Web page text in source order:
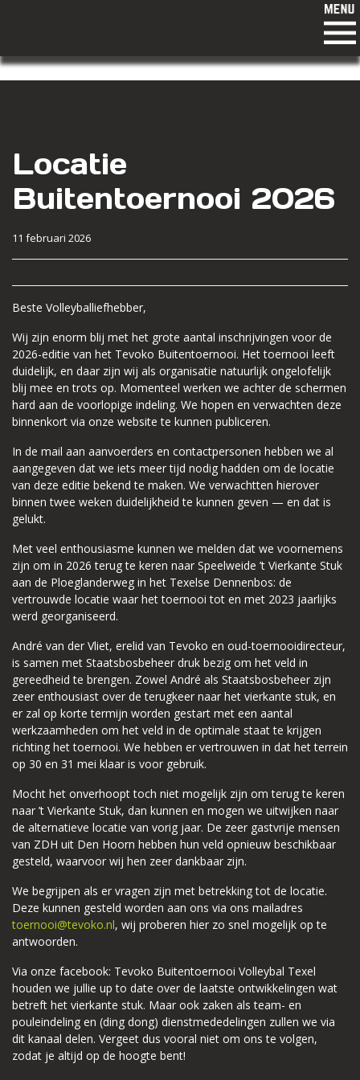
Locatie
Buitentoernooi 2026
11 februari 2026
Beste Volleyballiefhebber,
Wij zijn enorm blij met het grote aantal inschrijvingen voor de
2026-editie van het Tevoko Buitentoernooi. Het toernooi leeft
duidelijk, en daar zijn wij als organisatie natuurlijk ongelofelijk
blij mee en trots op. Momenteel werken we achter de schermen
hard aan de voorlopige indeling. We hopen en verwachten deze
binnenkort via onze website te kunnen publiceren.
In de mail aan aanvoerders en contactpersonen hebben we al
aangegeven dat we iets meer tijd nodig hadden om de locatie
van deze editie bekend te maken. We verwachtten hierover
binnen twee weken duidelijkheid te kunnen geven — en dat is
gelukt.
Met veel enthousiasme kunnen we melden dat we voornemens
zijn om in 2026 terug te keren naar Speelweide ’t Vierkante Stuk
aan de Ploeglanderweg in het Texelse Dennenbos: de
vertrouwde locatie waar het toernooi tot en met 2023 jaarlijks
werd georganiseerd.
André van der Vliet, erelid van Tevoko en oud-toernooidirecteur,
is samen met Staatsbosbeheer druk bezig om het veld in
gereedheid te brengen. Zowel André als Staatsbosbeheer zijn
zeer enthousiast over de terugkeer naar het vierkante stuk, en
er zal op korte termijn worden gestart met een aantal
werkzaamheden om het veld in de optimale staat te krijgen
richting het toernooi. We hebben er vertrouwen in dat het terrein
op 30 en 31 mei klaar is voor gebruik.
Mocht het onverhoopt toch niet mogelijk zijn om terug te keren
naar ’t Vierkante Stuk, dan kunnen en mogen we uitwijken naar
de alternatieve locatie van vorig jaar. De zeer gastvrije mensen
van ZDH uit Den Hoorn hebben hun veld opnieuw beschikbaar
gesteld, waarvoor wij hen zeer dankbaar zijn.
We begrijpen als er vragen zijn met betrekking tot de locatie.
Deze kunnen gesteld worden aan ons via ons mailadres
toernooi@tevoko.nl, wij proberen hier zo snel mogelijk op te
antwoorden.
Via onze facebook: Tevoko Buitentoernooi Volleybal Texel
houden we jullie up to date over de laatste ontwikkelingen wat
betreft het vierkante stuk. Maar ook zaken als team- en
pouleindeling en (ding dong) dienstmededelingen zullen we via
dit kanaal delen. Vergeet dus vooral niet om ons te volgen,
zodat je altijd op de hoogte bent!